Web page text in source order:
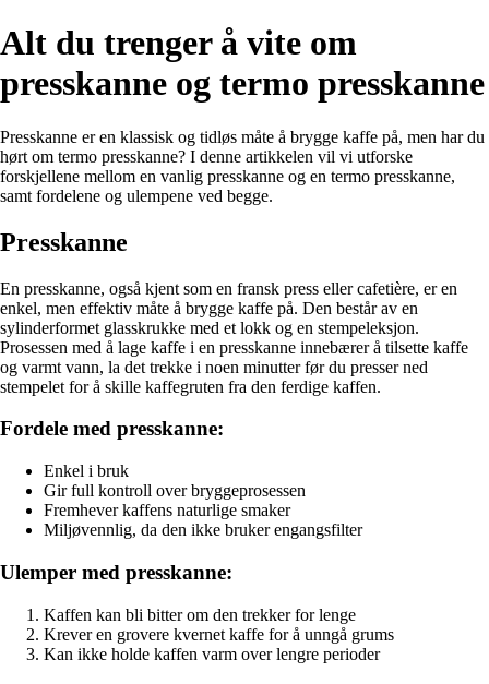
Alt du trenger å vite om
presskanne og termo presskanne
Presskanne er en klassisk og tidløs måte å brygge kaffe på, men har du
hørt om termo presskanne? I denne artikkelen vil vi utforske
forskjellene mellom en vanlig presskanne og en termo presskanne,
samt fordelene og ulempene ved begge.
Presskanne
En presskanne, også kjent som en fransk press eller cafetière, er en
enkel, men effektiv måte å brygge kaffe på. Den består av en
sylinderformet glasskrukke med et lokk og en stempeleksjon.
Prosessen med å lage kaffe i en presskanne innebærer å tilsette kaffe
og varmt vann, la det trekke i noen minutter før du presser ned
stempelet for å skille kaffegruten fra den ferdige kaffen.
Fordele med presskanne:
Enkel i bruk
Gir full kontroll over bryggeprosessen
Fremhever kaffens naturlige smaker
Miljøvennlig, da den ikke bruker engangsfilter
Ulemper med presskanne:
Kaffen kan bli bitter om den trekker for lenge
Krever en grovere kvernet kaffe for å unngå grums
Kan ikke holde kaffen varm over lengre perioder